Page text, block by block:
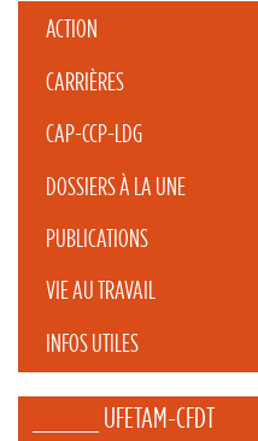
ACTION
CARRIÈRES
CAP-CCP-LDG
DOSSIERS À LA UNE
PUBLICATIONS
VIE AU TRAVAIL
INFOS UTILES
_____ UFETAM-CFDT